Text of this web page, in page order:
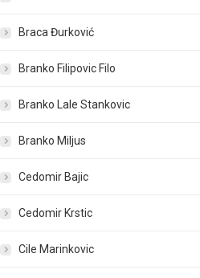
Braca Đurković
Branko Filipovic Filo
Branko Lale Stankovic
Branko Miljus
Cedomir Bajic
Cedomir Krstic
Cile Marinkovic